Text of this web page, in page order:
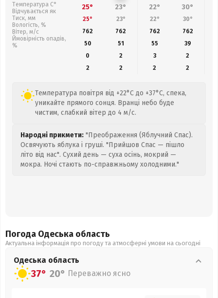
Температура С°
Відчувається як
Тиск, мм
Вологість, %
Вітер, м/с
Ймовірність опадів,
%
25° 23° 22° 30°
25° 23° 22° 30°
762
762 762 762
50
51 55 39
0
2 3
2
2
2 2 2
Температура повітря від +22°C до +37°C, спека,
уникайте прямого сонця. Вранці небо буде
чистим, слабкий вітер до 4 м/с.
Народні прикмети: "Преображення (Яблучний Спас).
Освячують яблука і груші. "Прийшов Спас — пішло
літо від нас". Сухий день — суха осінь, мокрий —
мокра. Ночі стають по-справжньому холодними."
Погода Одеська область
Актуальна інформація про погоду та атмосферні умови на сьогодні
Одеська область
37° 20° Переважно ясно